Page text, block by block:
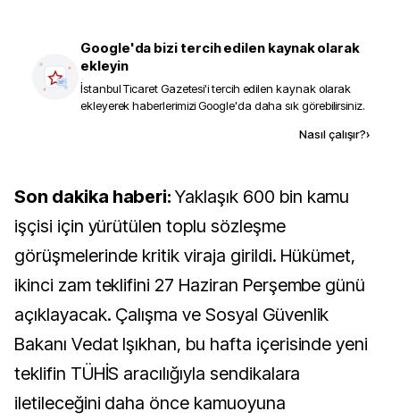
Google'da bizi tercih edilen kaynak olarak
ekleyin
İstanbul Ticaret Gazetesi'i tercih edilen kaynak olarak
ekleyerek haberlerimizi Google'da daha sık görebilirsiniz.
Nasıl çalışır?›
Son dakika haberi:Yaklaşık 600 bin kamu
işçisi için yürütülen toplu sözleşme
görüşmelerinde kritik viraja girildi. Hükümet,
ikinci zam teklifini 27 Haziran Perşembe günü
açıklayacak. Çalışma ve Sosyal Güvenlik
Bakanı Vedat Işıkhan, bu hafta içerisinde yeni
teklifin TÜHİS aracılığıyla sendikalara
iletileceğini daha önce kamuoyuna